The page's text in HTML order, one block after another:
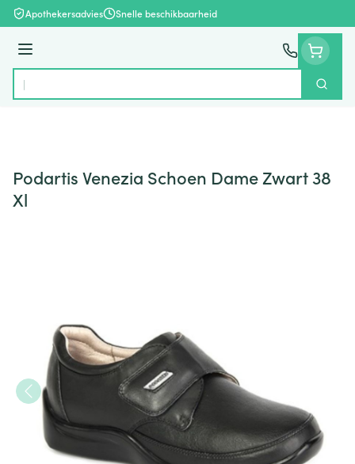
Ga naar de inhoud
Apothekersadvies Snelle beschikbaarheid
Menu
Product, merk, categorie...
Zoek
Podartis Venezia Schoen Dame Zwart 38
Xl